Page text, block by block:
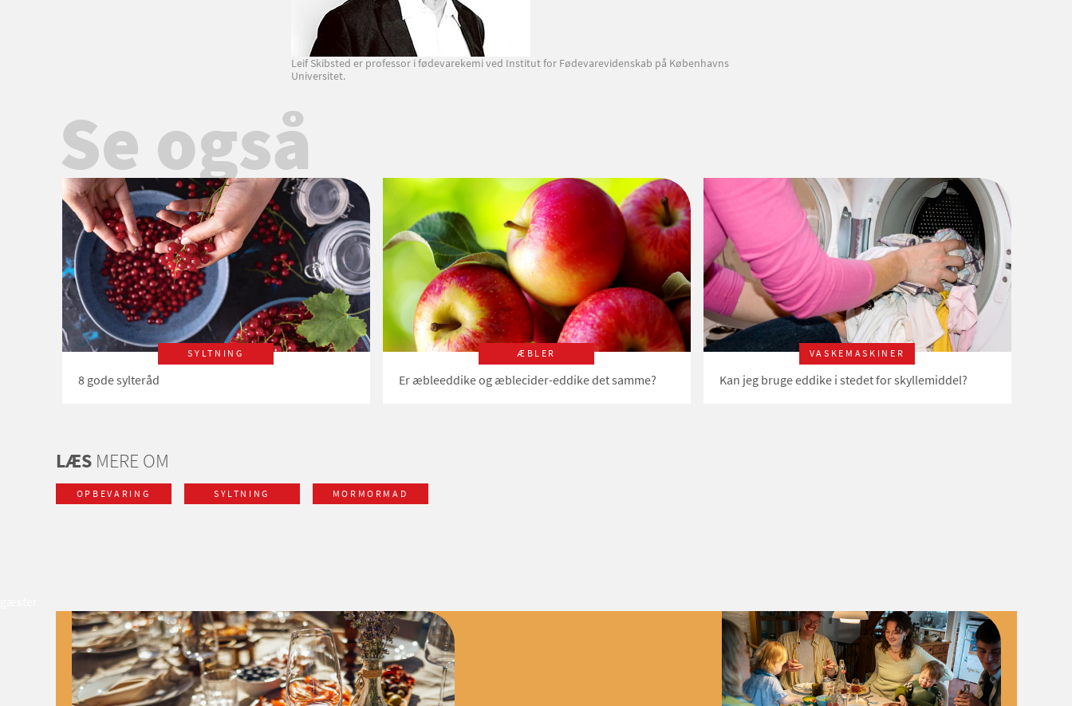
Leif Skibsted er professor i fødevarekemi ved Institut for Fødevarevidenskab på Københavns
Universitet.
Se også
SYLTNING
8 gode sylteråd
ÆBLER
Er æbleeddike og æblecider-eddike det samme?
VASKEMASKINER
Kan jeg bruge eddike i stedet for skyllemiddel?
LÆSMERE OM
OPBEVARING SYLTNING MORMORMAD